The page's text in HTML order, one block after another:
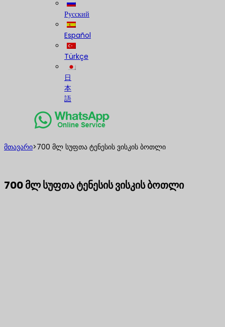
Русский
Español
Türkçe
日
本
語
მთავარი>700 მლ სუფთა ტენესის ვისკის ბოთლი
700 მლ სუფთა ტენესის ვისკის ბოთლი